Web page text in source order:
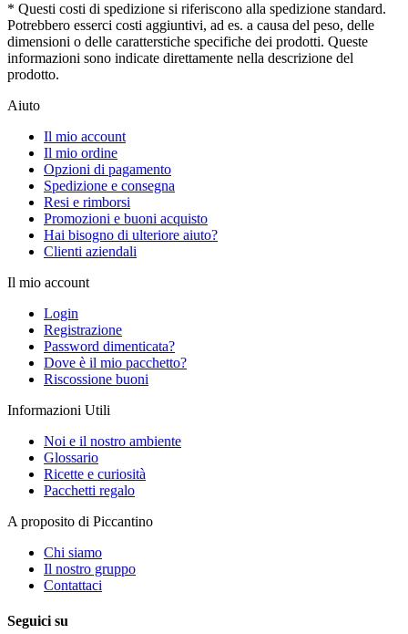
* Questi costi di spedizione si riferiscono alla spedizione standard.
Potrebbero esserci costi aggiuntivi, ad es. a causa del peso, delle
dimensioni o delle caratterstiche specifiche dei prodotti. Queste
informazioni sono indicate direttamente nella descrizione del
prodotto.
Aiuto
Il mio account
Il mio ordine
Opzioni di pagamento
Spedizione e consegna
Resi e rimborsi
Promozioni e buoni acquisto
Hai bisogno di ulteriore aiuto?
Clienti aziendali
Il mio account
Login
Registrazione
Password dimenticata?
Dove è il mio pacchetto?
Riscossione buoni
Informazioni Utili
Noi e il nostro ambiente
Glossario
Ricette e curiosità
Pacchetti regalo
A proposito di Piccantino
Chi siamo
Il nostro gruppo
Contattaci
Seguici su